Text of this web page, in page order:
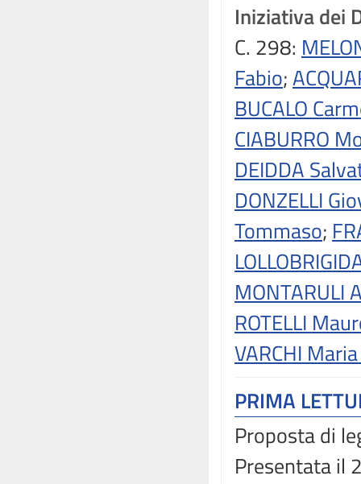
Iniziativa dei
C. 298:
Fabio;
BUCALO
CIABURRO
DEIDDA
DONZELLI
Tommaso;
MONTARULI
ROTELLI
VARCHI
PRIMA
Proposta di
Presentata il